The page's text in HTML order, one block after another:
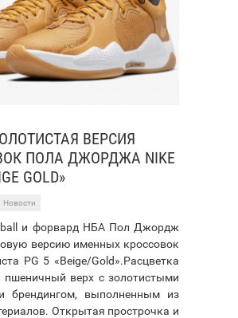
ВЕРСИЯ
ПОЛА ДЖОРДЖА NIKE
GOLD»
Новости
и форвард НБА Пол Джордж
версию именных кроссовок
PG 5 «Beige/Gold».Расцветка
пшеничный верх с золотистыми
брендингом, выполненным из
Открытая прострочка и